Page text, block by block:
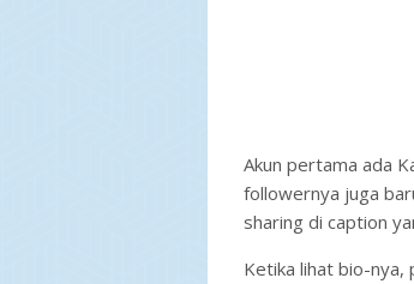
Akun pertama ada
followernya juga
sharing di caption
Ketika lihat bio-nya,